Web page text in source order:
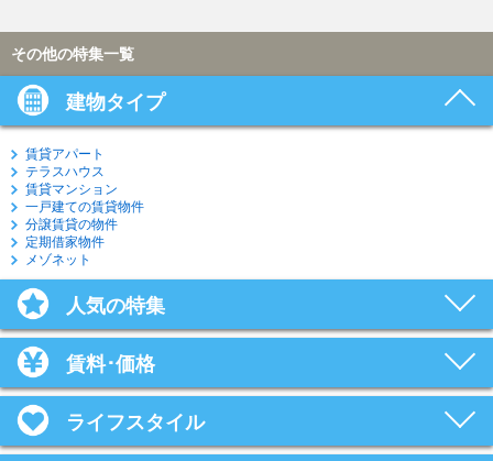
その他の特集一覧
建物タイプ
賃貸アパート
テラスハウス
賃貸マンション
一戸建ての賃貸物件
分譲賃貸の物件
定期借家物件
メゾネット
人気の特集
賃料･価格
ライフスタイル